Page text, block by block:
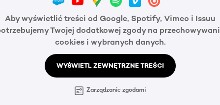
Aby wyświetlić treści od Google, Spotify, Vimeo i Issuu
Twojej dodatkowej zgody na
cookies i wybranych danych.
WYŚWIETL ZEWNĘTRZNE TREŚCI
Zarządzanie zgodami